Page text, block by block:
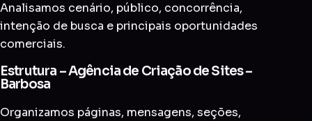
Analisamos cenário, público, concorrência,
intenção de busca e principais oportunidades
comerciais.
Estrutura – Agência de Criação de Sites –
Barbosa
Organizamos páginas, mensagens, seções,